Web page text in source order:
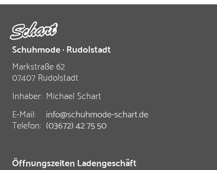
Schuhmode · Rudolstadt
Markstraße 62
07407 Rudolstadt
Inhaber: Michael Schart
E-Mail:
info@schuhmode-schart.de
Telefon: (03672) 42 75 50
Öffnungszeiten Ladengeschäft